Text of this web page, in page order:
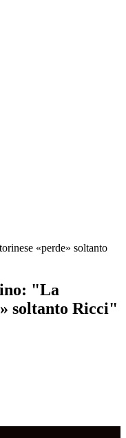
«perde» soltanto
"La
soltanto Ricci"